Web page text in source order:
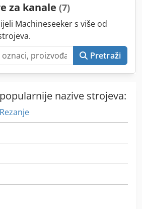
za kanale (7)
Machineseeker s više od
Pretraži
nazive strojeva: